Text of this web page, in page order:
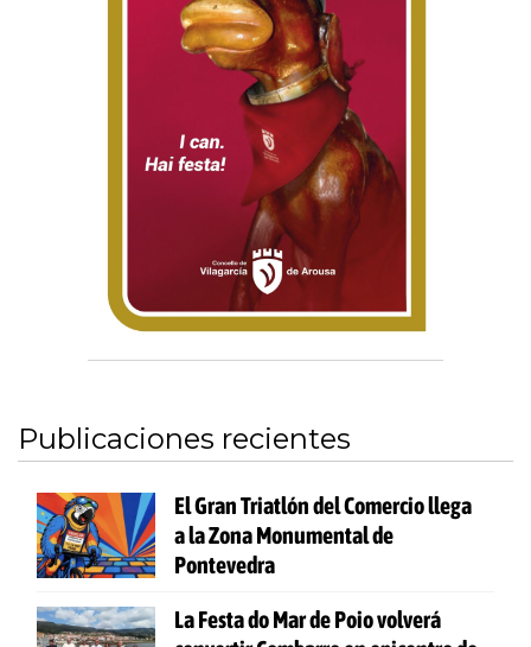
Publicaciones recientes
El Gran Triatlón del Comercio llega
a la Zona Monumental de
Pontevedra
La Festa do Mar de Poio volverá